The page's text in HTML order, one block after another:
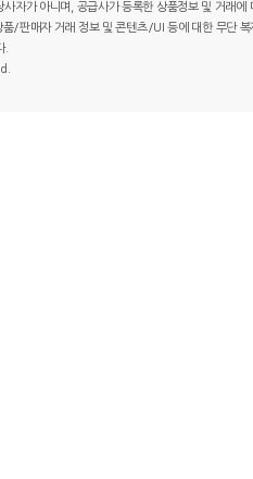
자가 아니며, 공급사가 등록한 상품정보 및 거래
/판매자 거래 정보 및 콘텐츠/UI 등에 대한 무단
.